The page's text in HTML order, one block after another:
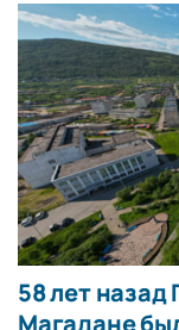
58 лет
Магадане